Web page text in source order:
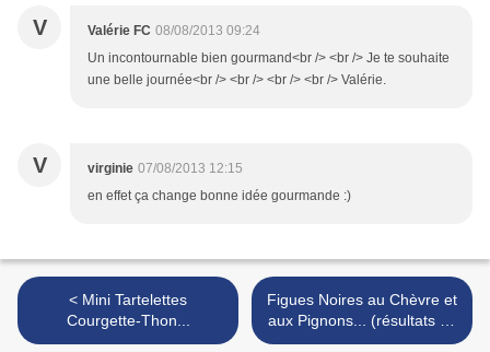
V Valérie FC 08/08/2013 09:24
Un incontournable bien gourmand<br /> <br /> Je te souhaite
une belle journée<br /> <br /> <br /> <br /> Valérie.
V virginie 07/08/2013 12:15
en effet ça change bonne idée gourmande :)
< Mini Tartelettes
Courgette-Thon...
Figues Noires au Chèvre et
aux Pignons... (résultats de
concours) >